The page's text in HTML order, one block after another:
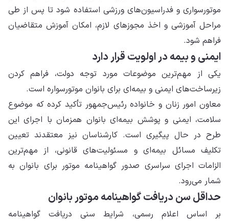
موتورسواری و فدراسیون‌های ورزشی استفاده شود تا پس از طی
مراحل آموزشی و اخذ مجوزهای لازم، امکان آموزش متقاضیان
فراهم شود.
ایمنی و بیمه در اولویت قرار دارد
یکی از مهم‌ترین موضوعات مورد توجه دولت، فراهم کردن
زیرساخت‌های ایمنی و بیمه‌ای برای بانوان موتورسواره است.
معاون امور زنان و خانواده رئیس‌جمهور تأکید کرده که موضوع
سلامت، ایمنی و پوشش بیمه‌ای بانوان همزمان با اجرای این
طرح در حال پیگیری است. کارشناسان نیز معتقدند تعیین
تکلیف مسائل بیمه‌ای و مسئولیت‌های قانونی، از مهم‌ترین
الزامات اجرای سراسری صدور گواهینامه موتور برای بانوان به
شمار می‌رود.
حداقل سن دریافت گواهینامه موتور بانوان
بر اساس اعلام رسمی، شرایط سنی دریافت گواهینامه